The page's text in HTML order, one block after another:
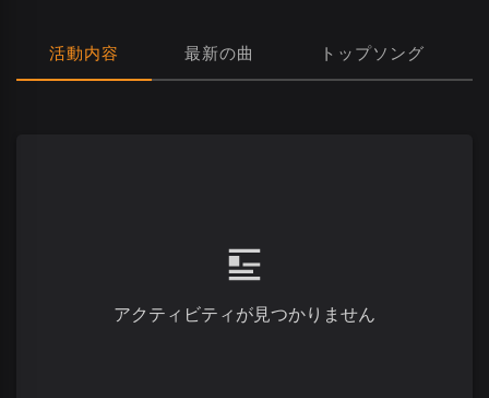
活動内容 最新の曲 トップソング
アクティビティが見つかりません